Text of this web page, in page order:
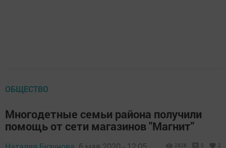
ОБЩЕСТВО
Многодетные семьи района получили
помощь от сети магазинов "Магнит"
2826 0 2